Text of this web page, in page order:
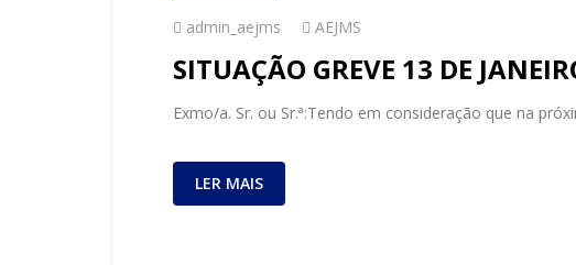
admin_aejms AEJMS
SITUAÇÃO GREVE 13 DE
Exmo/a. Sr. ou Sr.ª:Tendo em consideração que na
LER MAIS